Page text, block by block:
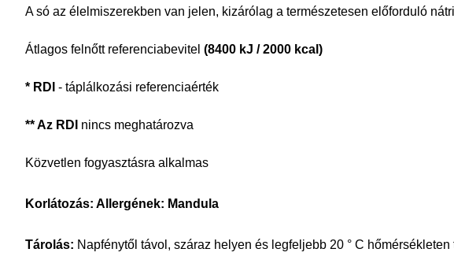
A só az élelmiszerekben van jelen, kizárólag a természetesen előforduló
Átlagos felnőtt referenciabevitel (8400 kJ / 2000 kcal)
* RDI - táplálkozási referenciaérték
** Az RDI nincs meghatározva
Közvetlen fogyasztásra alkalmas
Korlátozás: Allergének: Mandula
Tárolás: Napfénytől távol, száraz helyen és legfeljebb 20 ° C